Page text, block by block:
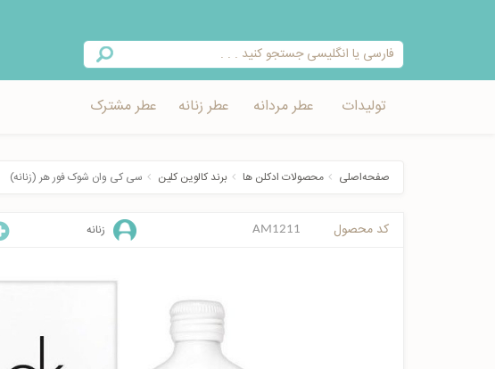
تولیدات عطر مردانه عطر زنانه عطر مشترک
صفحه‌اصلی محصولات ادکلن ها برند کالوین کلین سی کی وان شوک فور هر (زنانه)
کد محصول AM1211 زنانه